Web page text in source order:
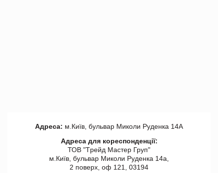
Адреса: м.Київ, бульвар Миколи Руденка 14А
Адреса для кореспонденції:
ТОВ "Tрейд Мастер Груп"
м.Київ, бульвар Миколи Руденка 14а,
2 поверх, оф 121, 03194